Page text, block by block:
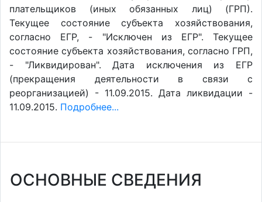
плательщиков (иных обязанных лиц) (ГРП).
Текущее состояние субъекта хозяйствования,
согласно ЕГР, - "Исключен из ЕГР". Текущее
состояние субъекта хозяйствования, согласно ГРП,
- "Ликвидирован". Дата исключения из ЕГР
(прекращения деятельности в связи с
реорганизацией) - 11.09.2015. Дата ликвидации -
11.09.2015. Подробнее...
ОСНОВНЫЕ СВЕДЕНИЯ